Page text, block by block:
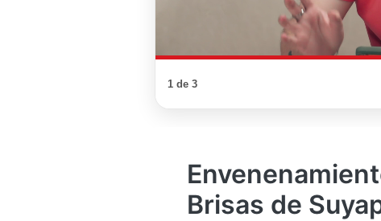
1 de 3
Brisas de